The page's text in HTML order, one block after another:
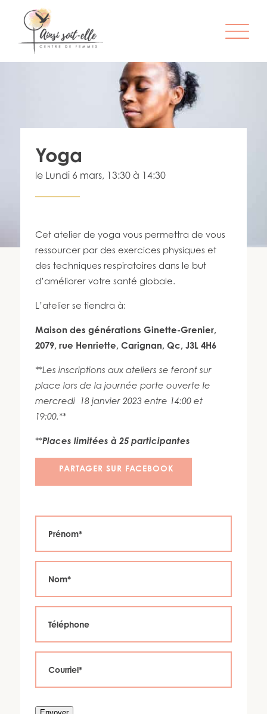
L’ORGANISME
SERVICES
ATELIERS & ACTIVITÉS
S’IMPLIQUER
450 447-3576
Yoga
le Lundi 6 mars, 13:30 à 14:30
Cet atelier de yoga vous permettra de vous
ressourcer par des exercices physiques et
des techniques respiratoires dans le but
d’améliorer votre santé globale.
L’atelier se tiendra à:
Maison des générations Ginette-Grenier,
2079, rue Henriette, Carignan, Qc, J3L 4H6
**Les inscriptions aux ateliers se feront sur
place lors de la journée porte ouverte le
mercredi 18 janvier 2023 entre 14:00 et
19:00.**
**Places limitées à 25 participantes
PARTAGER SUR FACEBOOK